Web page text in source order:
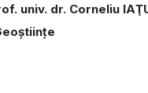
univ. dr. Corneliu